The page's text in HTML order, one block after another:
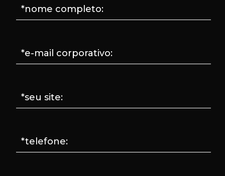
*nome completo:
*e-mail corporativo:
*seu site:
*telefone: